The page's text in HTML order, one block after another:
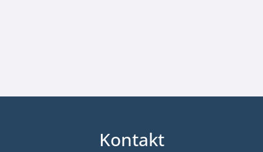
Kontakt